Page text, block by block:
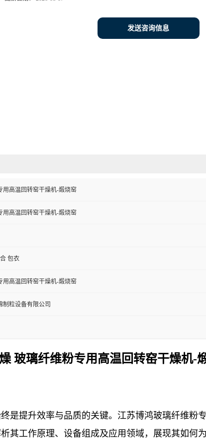
发送咨询信息
用高温回转窑干燥机-煅烧窑
用高温回转窑干燥机-煅烧窑
包衣
用高温回转窑干燥机-煅烧窑
制粒设备有限公司
玻璃纤维粉专用高温回转窑干燥机-
是提升效率与品质的关键。江苏博鸿玻璃纤维粉
其工作原理、设备组成及应用领域，展现其如何